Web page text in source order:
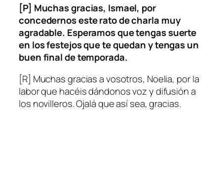
[P] Muchas gracias, Ismael, por
concedernos este rato de charla muy
agradable. Esperamos que tengas suerte
en los festejos que te quedan y tengas un
buen final de temporada.
[R] Muchas gracias a vosotros, Noelia, por la
labor que hacéis dándonos voz y difusión a
los novilleros. Ojalá que así sea, gracias.